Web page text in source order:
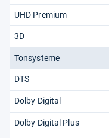
UHD Premium
3D
Tonsysteme
DTS
Dolby Digital
Dolby Digital Plus